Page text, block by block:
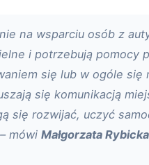
na wsparciu osób z
i potrzebują pomocy
się lub w ogóle
się komunikacją
się rozwijać, uczyć
mówi Małgorzata Rybicka